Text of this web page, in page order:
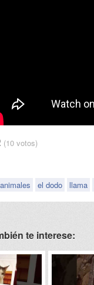
(10 votos)
animales el dodo llama
te interese: